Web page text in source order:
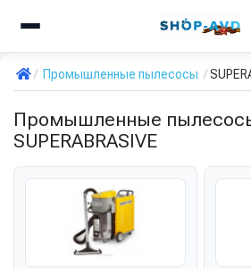
Промышленные пылесосы
Промышленные
SUPERABRASIVE